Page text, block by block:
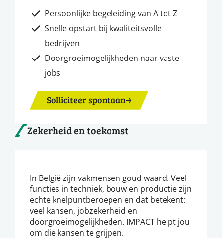
Persoonlijke begeleiding van A tot Z
Snelle opstart bij kwaliteitsvolle
bedrijven
Doorgroeimogelijkheden naar vaste
jobs
Solliciteer spontaan
Zekerheid en toekomst
In België zijn vakmensen goud waard. Veel
functies in techniek, bouw en productie zijn
echte knelpuntberoepen en dat betekent:
veel kansen, jobzekerheid en
doorgroeimogelijkheden. IMPACT helpt jou
om die kansen te grijpen.